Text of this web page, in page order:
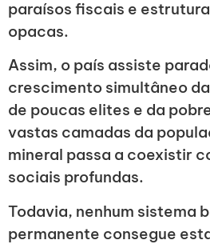
paraísos fiscais e
opacas.
Assim, o país assiste
crescimento simultâneo
de poucas elites e da
vastas camadas da
mineral passa a coexistir
sociais profundas.
Todavia, nenhum sistema
permanente consegue